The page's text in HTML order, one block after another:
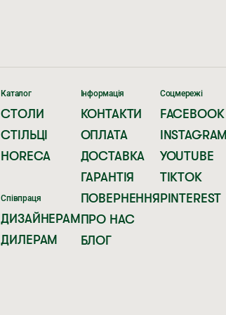
Каталог
СТОЛИ
СТІЛЬЦІ
HORECA
Співпраця
ДИЗАЙНЕРАМ
ДИЛЕРАМ
Інформація
КОНТАКТИ
ОПЛАТА
ДОСТАВКА
ГАРАНТІЯ
ПОВЕРНЕННЯ
ПРО НАС
БЛОГ
Соцмережі
FACEBOOK
INSTAGRAM
YOUTUBE
TIKTOK
PINTEREST